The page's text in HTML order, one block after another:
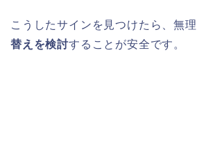
こうしたサインを見つけたら、無
替えを検討することが安全です。